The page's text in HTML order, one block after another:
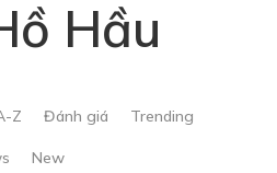
Hầu
Z Đánh giá Trending
New